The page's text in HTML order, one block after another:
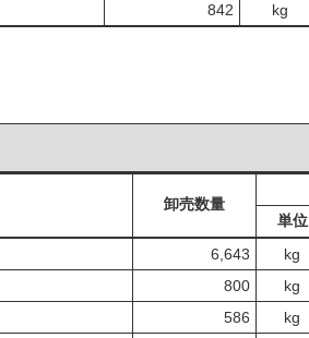
842 kg
卸売数量
単位
6,643 kg
800 kg
586 kg